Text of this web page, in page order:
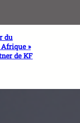
du
»
de KF